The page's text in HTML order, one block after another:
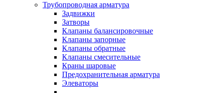
Трубопроводная арматура
Задвижки
Затворы
Клапаны балансировочные
Клапаны запорные
Клапаны обратные
Клапаны смесительные
Краны шаровые
Предохранительная арматура
Элеваторы